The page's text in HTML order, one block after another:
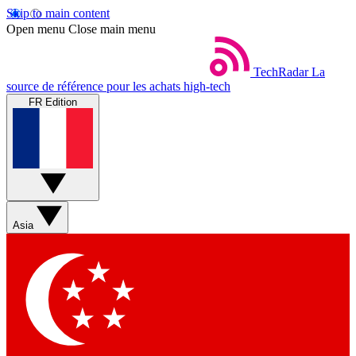
Skip to main content
Open menu Close main menu
TechRadar La
source de référence pour les achats high-tech
FR Edition
Asia